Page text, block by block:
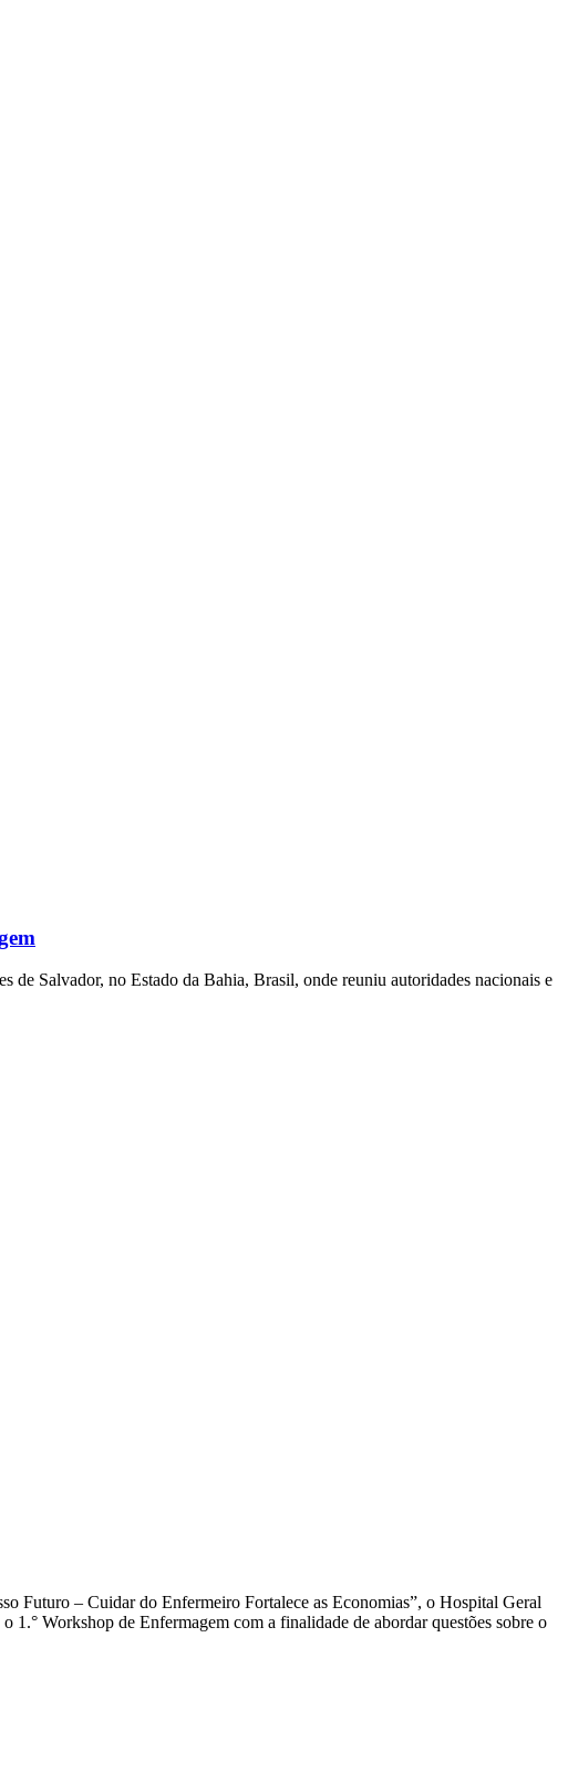
Salvador, no Estado da Bahia, Brasil, onde reuniu autoridades nacionais e
Futuro – Cuidar do Enfermeiro Fortalece as Economias”, o Hospital Geral
Workshop de Enfermagem com a finalidade de abordar questões sobre o